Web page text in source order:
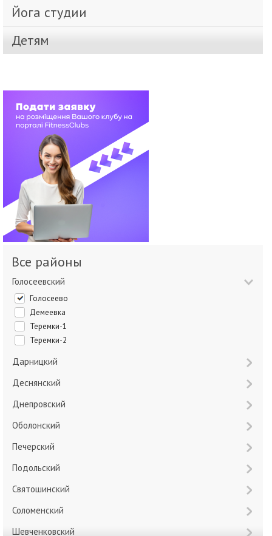
Йога студии
Детям
Все районы
Голосеевский
Голосеево
Демеевка
Теремки-1
Теремки-2
Дарницкий
Деснянский
Днепровский
Оболонский
Печерский
Подольский
Святошинский
Соломенский
Шевченковский